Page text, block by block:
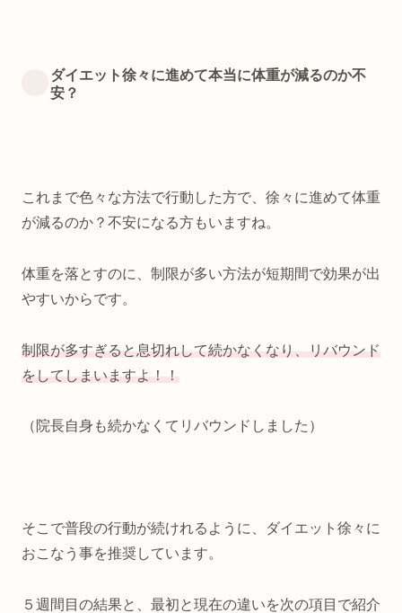
ダイエット徐々に進めて本当に体重が減るのか不
安？
これまで色々な方法で行動した方で、徐々に進めて体重
が減るのか？不安になる方もいますね。
体重を落とすのに、制限が多い方法が短期間で効果が出
やすいからです。
制限が多すぎると息切れして続かなくなり、リバウンド
をしてしまいますよ！！
（院長自身も続かなくてリバウンドしました）
そこで普段の行動が続けれるように、ダイエット徐々に
おこなう事を推奨しています。
５週間目の結果と、最初と現在の違いを次の項目で紹介